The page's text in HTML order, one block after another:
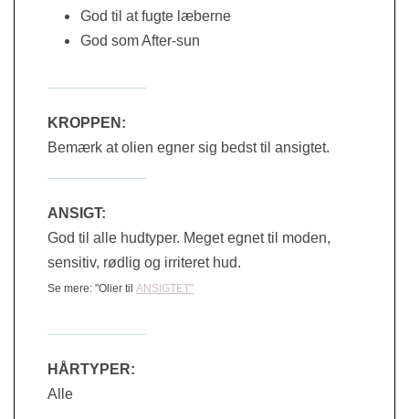
God til at fugte læberne
God som After-sun
KROPPEN:
Bemærk at olien egner sig bedst til ansigtet.
ANSIGT:
God til alle hudtyper. Meget egnet til moden,
sensitiv, rødlig og irriteret hud.
Se mere: "Olier til ANSIGTET"
HÅRTYPER:
Alle